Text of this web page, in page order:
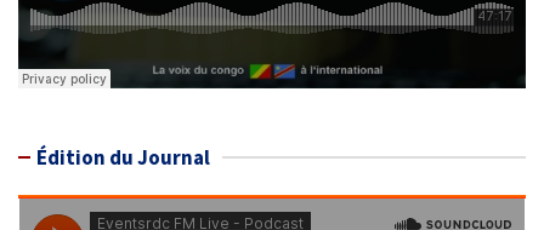
Édition du Journal